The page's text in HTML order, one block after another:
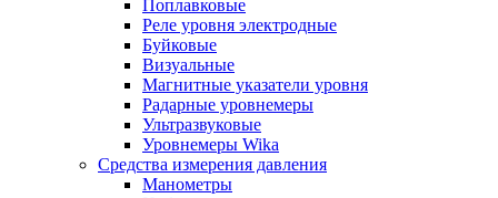
Поплавковые
Реле уровня электродные
Буйковые
Визуальные
Магнитные указатели уровня
Радарные уровнемеры
Ультразвуковые
Уровнемеры Wika
Средства измерения давления
Манометры